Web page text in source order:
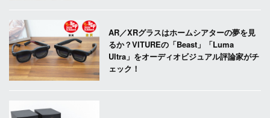
AR／XRグラスはホームシアターの夢を見
るか？VITUREの「Beast」「Luma
Ultra」をオーディオビジュアル評論家がチ
ェック！